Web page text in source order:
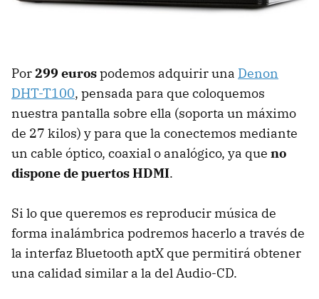
Por299 eurospodemos adquirir una Denon
DHT-T100, pensada para que coloquemos
nuestra pantalla sobre ella (soporta un máximo
de 27 kilos) y para que la conectemos mediante
un cable óptico, coaxial o analógico, ya que no
dispone de puertos HDMI.
Si lo que queremos es reproducir música de
forma inalámbrica podremos hacerlo a través de
la interfaz Bluetooth aptX que permitirá obtener
una calidad similar a la del Audio-CD.